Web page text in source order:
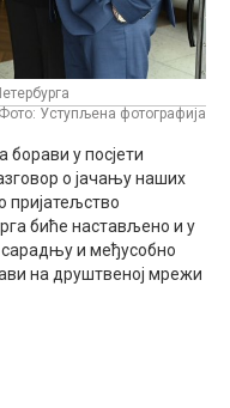
Фото: Уступљена фотографија
борави у посјети
о јачању наших
пријатељство
биће настављено и у
и међусобно
на друштвеној мрежи